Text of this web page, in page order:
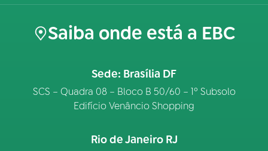
Saiba onde está a EBC
Sede: Brasília DF
SCS – Quadra 08 – Bloco B 50/60 – 1º Subsolo
Edifício Venâncio Shopping
Rio de Janeiro RJ